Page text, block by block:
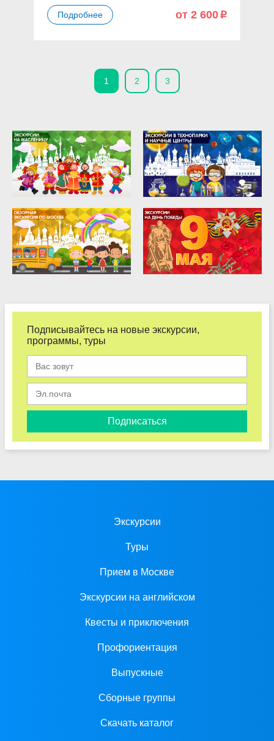
Подробнее от 2 600 p
1 2 3
Подписывайтесь на новые экскурсии,
программы, туры
Подписаться
Экскурсии
Туры
Прием в Москве
Экскурсии на английском
Квесты и приключения
Профориентация
Выпускные
Сборные группы
Скачать каталог